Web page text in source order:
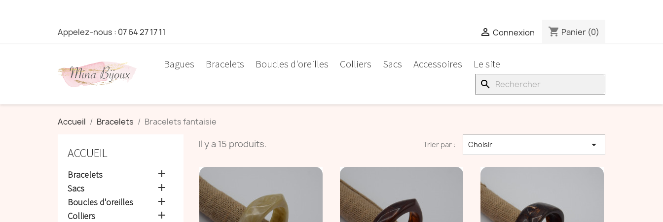
Appelez-nous : 07 64 27 17 11  Connexion shopping_cart Panier (0)
Bagues Bracelets Boucles d'oreilles Colliers Sacs Accessoires Le site
search
Accueil Bracelets Bracelets fantaisie
ACCUEIL
Bracelets 
Sacs 
Boucles d'oreilles 
Colliers 
Il y a 15 produits. Trier par : Choisir 